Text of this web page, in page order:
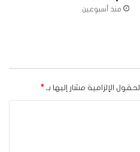
منذ أسبوعين
الحقول الإلزامية مشار إليها بـ *